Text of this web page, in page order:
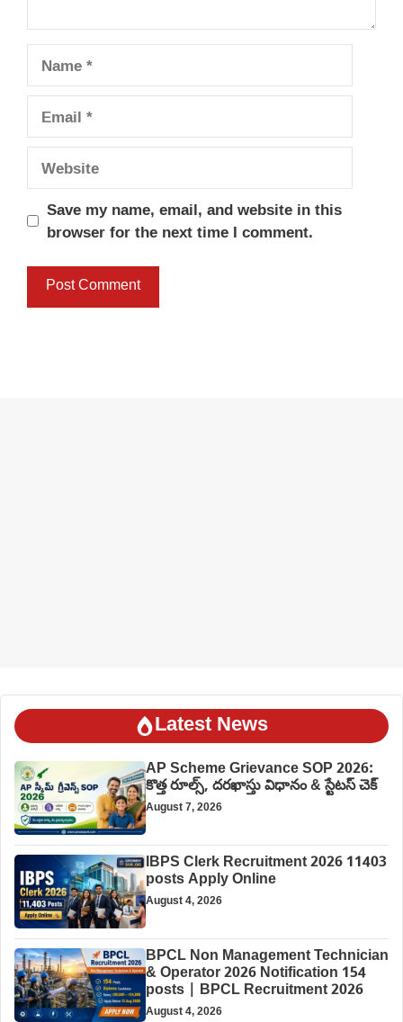
Name
Email
Website
Save my name, email, and website in this
browser for the next time I comment.
Latest News
AP Scheme Grievance SOP 2026:
కొత్త రూల్స్, దరఖాస్తు విధానం & స్టేటస్ చెక్
August 7, 2026
IBPS Clerk Recruitment 2026 11403
posts Apply Online
August 4, 2026
BPCL Non Management Technician
& Operator 2026 Notification 154
posts | BPCL Recruitment 2026
August 4, 2026